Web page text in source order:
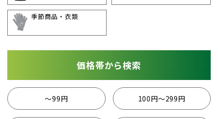
季節商品・衣類
価格帯から検索
〜99円 100円〜299円